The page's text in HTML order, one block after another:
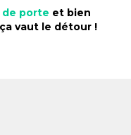
porte et bien
vaut le détour !